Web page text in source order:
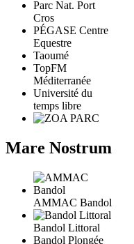
Parc Nat. Port
Cros
PÉGASE Centre
Equestre
Taoumé
TopFM
Méditerranée
Université du
temps libre
Mare Nostrum
AMMAC Bandol
Bandol Littoral
Bandol Plongée